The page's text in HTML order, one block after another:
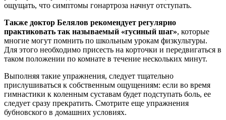
ощущать, что симптомы гонартроза начнут отступать.
Также доктор Белялов рекомендует регулярно
практиковать так называемый «гусиный шаг», которые
многие могут помнить по школьным урокам физкультуры.
Для этого необходимо присесть на корточки и передвигаться в
таком положении по комнате в течение нескольких минут.
Выполняя такие упражнения, следует тщательно
прислушиваться к собственным ощущениям: если во время
гимнастики к коленным суставам будет подступать боль, ее
следует сразу прекратить. Смотрите еще упражнения
бубновского в домашних условиях.